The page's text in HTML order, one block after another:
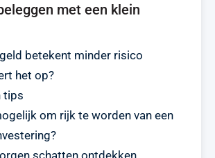
met een klein
betekent minder risico
het op?
tips
om rijk te worden van een
schatten ontdekken